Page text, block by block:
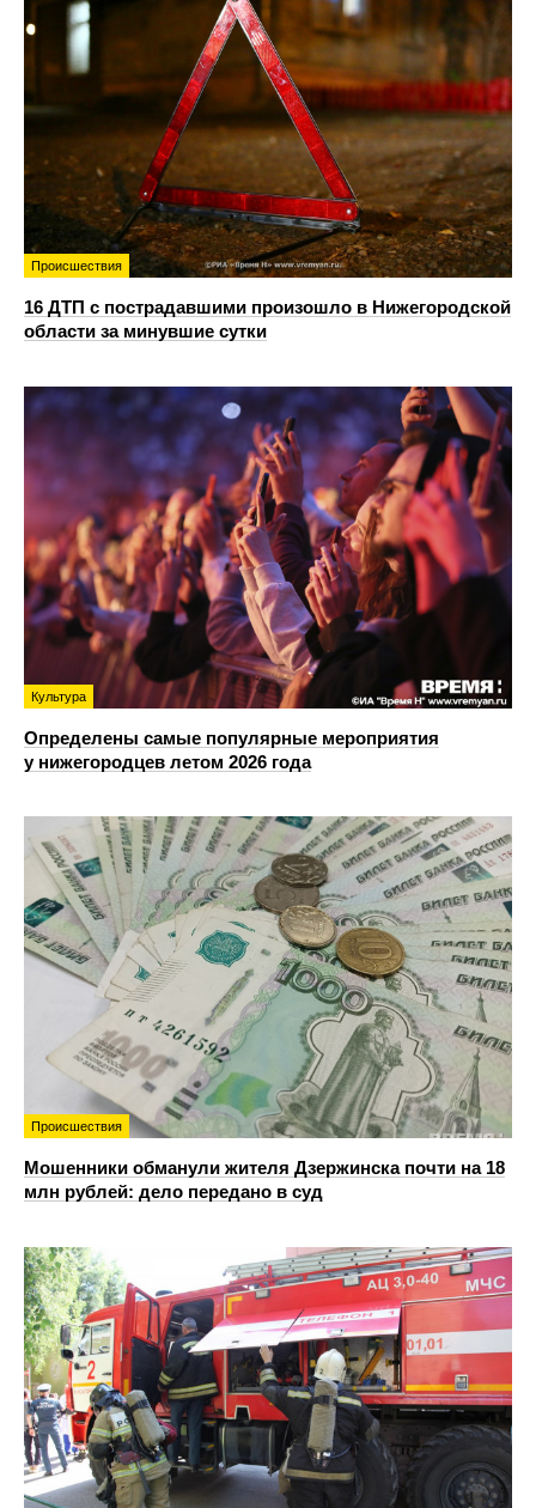
Происшествия
16 ДТП с пострадавшими произошло в Нижегородской
области за минувшие сутки
Культура
Определены самые популярные мероприятия
у нижегородцев летом 2026 года
Происшествия
Мошенники обманули жителя Дзержинска почти на 18
млн рублей: дело передано в суд